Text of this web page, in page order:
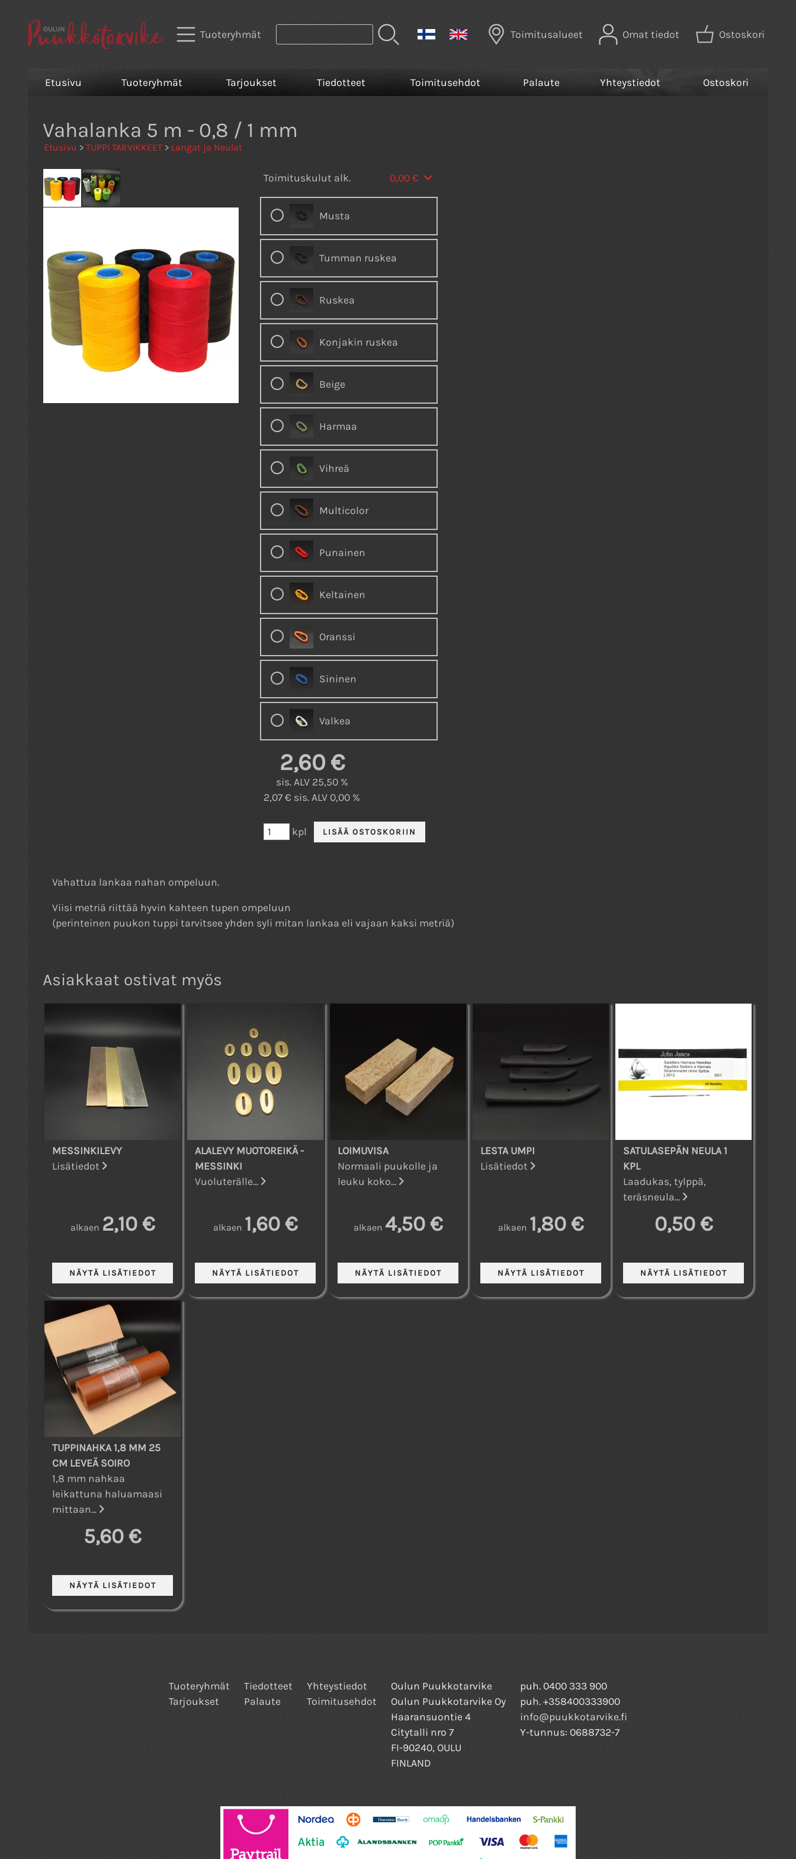
Tuoteryhmät Toimitusalueet Omat tiedot Ostoskori
Etusivu Tuoteryhmät Tarjoukset Tiedotteet Toimitusehdot Palaute Yhteystiedot Ostoskori
Vahalanka 5 m - 0,8 / 1 mm
Etusivu > TUPPI TARVIKKEET > Langat ja Neulat
Toimituskulut alk. 0,00 €
Musta
Tumman ruskea
Ruskea
Konjakin ruskea
Beige
Harmaa
Vihreä
Multicolor
Punainen
Keltainen
Oranssi
Sininen
Valkea
2,60 €
sis. ALV 25,50 %
2,07 € sis. ALV 0,00 %
kpl
Vahattua lankaa nahan ompeluun.
Viisi metriä riittää hyvin kahteen tupen ompeluun
(perinteinen puukon tuppi tarvitsee yhden syli mitan lankaa eli vajaan kaksi metriä)
Asiakkaat ostivat myös
MESSINKILEVY
Lisätiedot
alkaen 2,10 €
ALALEVY MUOTOREIKÄ -
MESSINKI
Vuoluterälle...
alkaen 1,60 €
LOIMUVISA
Normaali puukolle ja
leuku koko...
alkaen 4,50 €
LESTA UMPI
Lisätiedot
alkaen 1,80 €
SATULASEPÄN NEULA 1
KPL
Laadukas, tylppä,
teräsneula...
0,50 €
TUPPINAHKA 1,8 MM 25
CM LEVEÄ SOIRO
1,8 mm nahkaa
leikattuna haluamaasi
mittaan...
5,60 €
Tuoteryhmät
Tarjoukset
Tiedotteet
Palaute
Yhteystiedot
Toimitusehdot
Oulun Puukkotarvike
Oulun Puukkotarvike Oy
Haaransuontie 4
Citytalli nro 7
FI-90240, OULU
FINLAND
puh. 0400 333 900
puh. +358400333900
info@puukkotarvike.fi
Y-tunnus: 0688732-7